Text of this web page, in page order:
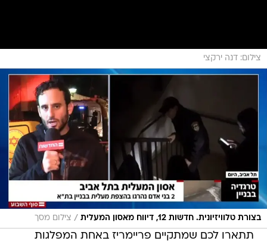
צילום: דנה ירקצי
בצורת טלוויזיונית. חדשות 12, דיווח מאסון המעלית / צילום מסך
תתארו לכם שמתקיים פריימריז באחת המפלגות